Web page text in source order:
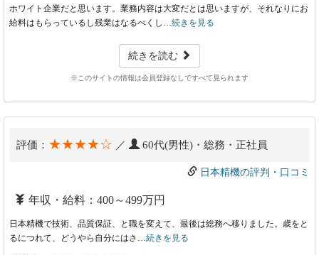
ホワイト企業だと思います。業務内容は大変だとは思いますが、それなりにお
給料はもらっているし残業はなるべくし…続きを見る
続きを読む
※このサイトの情報は会員登録なしですべて見られます
評価： ★★★★☆ ／ 60代(男性)・総務・正社員
日本精機の評判・口コミ
年収・給料：400～499万円
日本精機で技術、品質保証、と職を変えて、最後は総務へ移りました。歳をと
るにつれて、どうやら自分にはさ…続きを見る